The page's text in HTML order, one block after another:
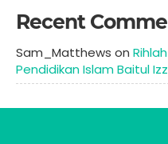
Recent
Sam_Matthews on
Pendidikan Islam Baitul